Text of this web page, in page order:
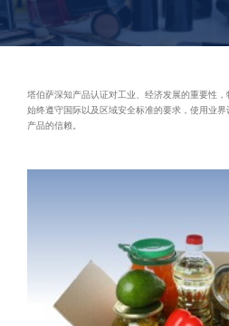
塔伯萨深知产品认证对工业、经济发展的重要性
始终遵守国际以及区域安全标准的要求，使用业
产品的信赖。